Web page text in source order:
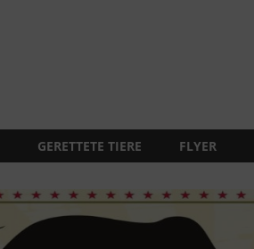
GERETTETE TIERE FLYER